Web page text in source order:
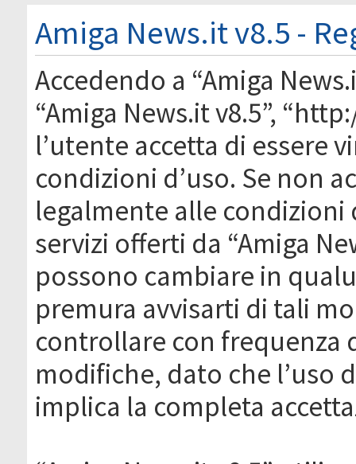
Amiga News.it v8.5 -
Accedendo a “Amiga
“Amiga News.it v8.5”,
l’utente accetta di essere
condizioni d’uso. Se non
legalmente alle condizioni
servizi offerti da “Amiga
possono cambiare in
premura avvisarti di tali
controllare con frequenza
modifiche, dato che l’uso
implica la completa